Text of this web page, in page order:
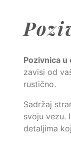
Pozivnica
zavisi od
rustično.
Sadržaj
svoju vezu.
detaljima